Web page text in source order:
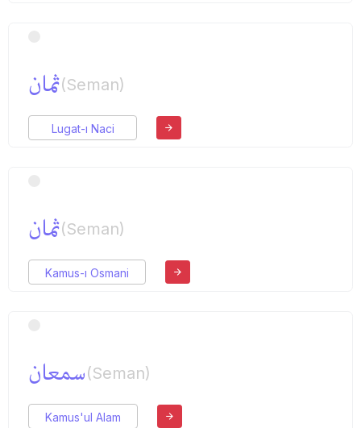
ثمان(Seman)
Lugat-ı Naci
ثمان(Seman)
Kamus-ı Osmani
سمعان(Seman)
Kamus'ul Alam